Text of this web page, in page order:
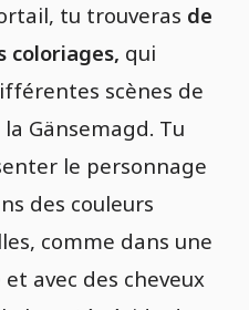
tu trouveras de
coloriages, qui
scènes de
Gänsemagd. Tu
le personnage
des couleurs
comme dans une
avec des cheveux